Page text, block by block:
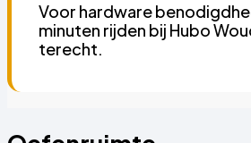
Voor hardware
minuten rijden bij Hubo
terecht.